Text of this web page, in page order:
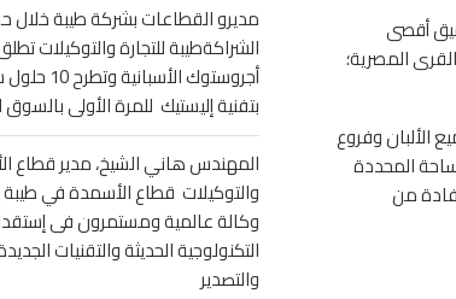
أقصى
المصرية؛
الألبان وفروع
المحددة
من
مديرو القطاعات بشركة طيبة خلال
الشراكةطيبة للتجارة والتوكيلات
أجروستوك
بتفنية إليستيك للمرة الأولى
المهندس هاني الشيخ، مدير قطاع
وكالة عالمية ومستمرون فى
التكنولوجية الحديثة والتقنيات
والتصدير